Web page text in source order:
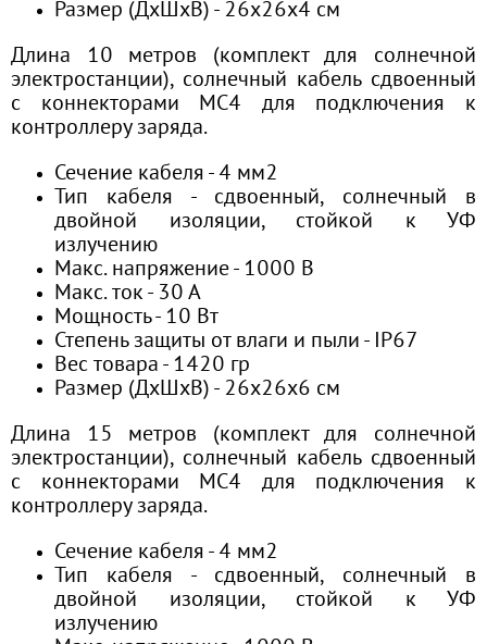
Размер (ДхШхВ) - 26х26х4 см
Длина 10 метров (комплект для солнечной
электростанции), солнечный кабель сдвоенный
с коннекторами МС4 для подключения к
контроллеру заряда.
Сечение кабеля - 4 мм2
Тип кабеля - сдвоенный, солнечный в
двойной изоляции, стойкой к УФ
излучению
Макс. напряжение - 1000 В
Макс. ток - 30 А
Мощность - 10 Вт
Степень защиты от влаги и пыли - IP67
Вес товара - 1420 гр
Размер (ДхШхВ) - 26х26х6 см
Длина 15 метров (комплект для солнечной
электростанции), солнечный кабель сдвоенный
с коннекторами МС4 для подключения к
контроллеру заряда.
Сечение кабеля - 4 мм2
Тип кабеля - сдвоенный, солнечный в
двойной изоляции, стойкой к УФ
излучению